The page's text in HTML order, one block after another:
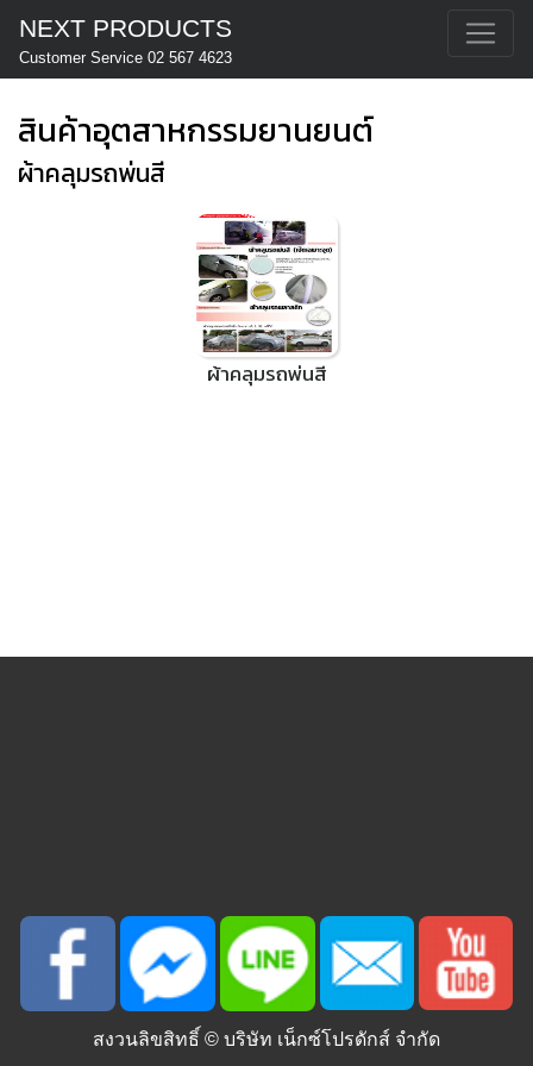
NEXT PRODUCTS
Customer Service 02 567 4623
สินค้าอุตสาหกรรมยานยนต์
ผ้าคลุมรถพ่นสี
ผ้าคลุมรถพ่นสี
สงวนลิขสิทธิ์ © บริษัท เน็กซ์โปรดักส์ จำกัด